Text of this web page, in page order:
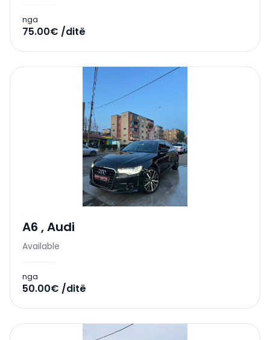
nga
75.00€ /ditë
A6 ,Audi
Available
nga
50.00€ /ditë